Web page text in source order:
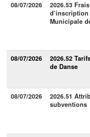
08/07/2026
2026.53 Frais
d’inscription
Municipale
08/07/2026
2026.52
de Danse
08/07/2026
2026.51
subventions